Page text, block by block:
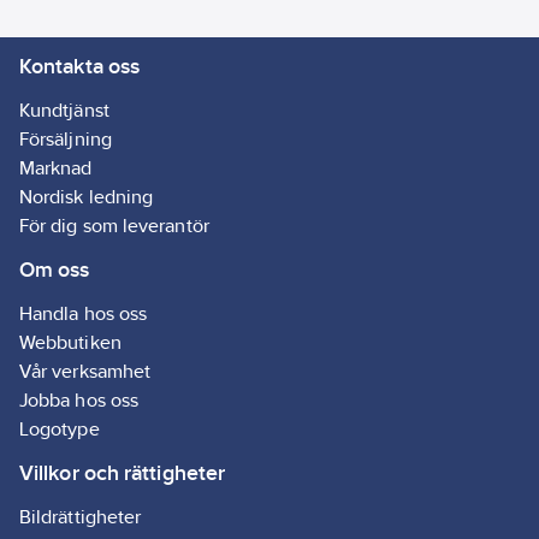
som monteras i
kanten på dörren.
Lås ingår ej.
Kontakta oss
Kundtjänst
Försäljning
Marknad
Nordisk ledning
För dig som leverantör
Om oss
Handla hos oss
Webbutiken
Vår verksamhet
Jobba hos oss
Logotype
Villkor och rättigheter
Bildrättigheter